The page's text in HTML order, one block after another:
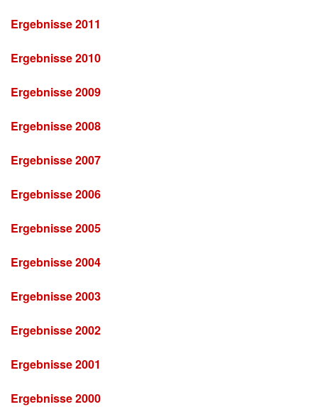
Ergebnisse 2011
Ergebnisse 2010
Ergebnisse 2009
Ergebnisse 2008
Ergebnisse 2007
Ergebnisse 2006
Ergebnisse 2005
Ergebnisse 2004
Ergebnisse 2003
Ergebnisse 2002
Ergebnisse 2001
Ergebnisse 2000